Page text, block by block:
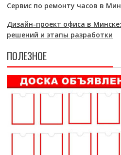
Сервис по ремонту часов в
Дизайн-проект офиса в
решений и этапы разработки
ПОЛЕЗНОЕ